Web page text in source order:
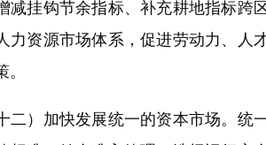
减挂钩节余指标、补充耕地指标跨
力资源市场体系，促进劳动力、人
）加快发展统一的资本市场。统一